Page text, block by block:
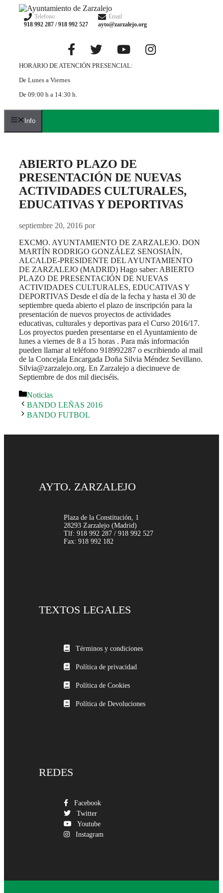
Saltar
contenido
Telefono
918 992 287 / 918 992 527
Email
ayto@zarzalejo.org
HORARIO DE ATENCIÓN PRESENCIAL:
De Lunes a Viernes
De 09:00 h a 14:30 h.
Info
ABIERTO PLAZO DE
PRESENTACIÓN DE NUEVAS
ACTIVIDADES CULTURALES,
EDUCATIVAS Y DEPORTIVAS
septiembre 20, 2016 por
EXCMO. AYUNTAMIENTO DE ZARZALEJO. DON
MARTÍN RODRIGO GONZÁLEZ SENOSIAÍN,
ALCALDE-PRESIDENTE DEL AYUNTAMIENTO
DE ZARZALEJO (MADRID) Hago saber: ABIERTO
PLAZO DE PRESENTACIÓN DE NUEVAS
ACTIVIDADES CULTURALES, EDUCATIVAS Y
DEPORTIVAS Desde el día de la fecha y hasta el 30 de
septiembre queda abierto el plazo de inscripción para la
presentación de nuevos proyectos de actividades
educativas, culturales y deportivas para el Curso 2016/17.
Los proyectos pueden presentarse en el Ayuntamiento de
lunes a viernes de 8 a 15 horas . Para más información
pueden llamar al teléfono 918992287 o escribiendo al mail
de la Concejala Encargada Doña Silvia Méndez Sevillano.
Silvia@zarzalejo.org. En Zarzalejo a diecinueve de
Septiembre de dos mil dieciséis.
Categorías
Noticias
BANDO LEÑAS 2016
BANDO FUTBOL
AYTO. ZARZALEJO
Plaza de la Constitución, 1
28293 Zarzalejo (Madrid)
Tlf: 918 992 287 / 918 992 527
Fax: 918 992 182
TEXTOS LEGALES
Términos y condiciones
Política de privacidad
Política de Cookies
Política de Devoluciones
REDES
Facebook
Twitter
Youtube
Instagram